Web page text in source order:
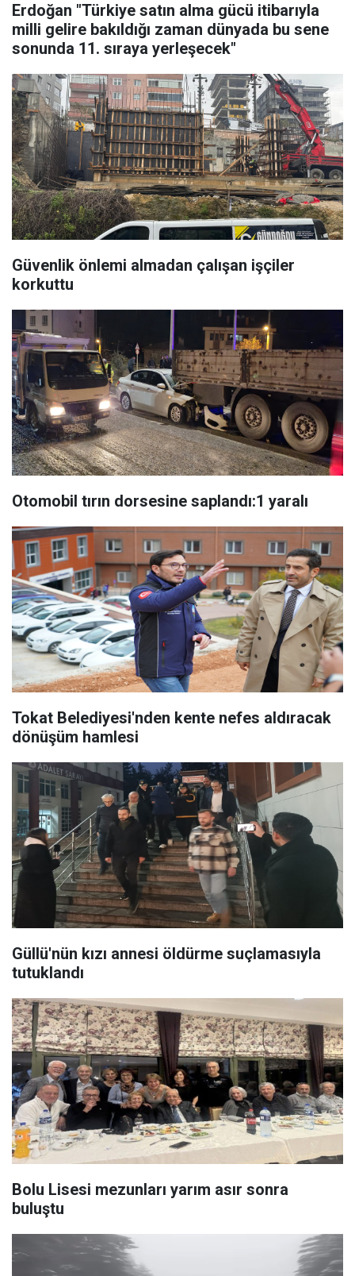
Erdoğan "Türkiye satın alma gücü itibarıyla
milli gelire bakıldığı zaman dünyada bu sene
sonunda 11. sıraya yerleşecek"
Güvenlik önlemi almadan çalışan işçiler
korkuttu
Otomobil tırın dorsesine saplandı:1 yaralı
Tokat Belediyesi'nden kente nefes aldıracak
dönüşüm hamlesi
Güllü'nün kızı annesi öldürme suçlamasıyla
tutuklandı
Bolu Lisesi mezunları yarım asır sonra
buluştu